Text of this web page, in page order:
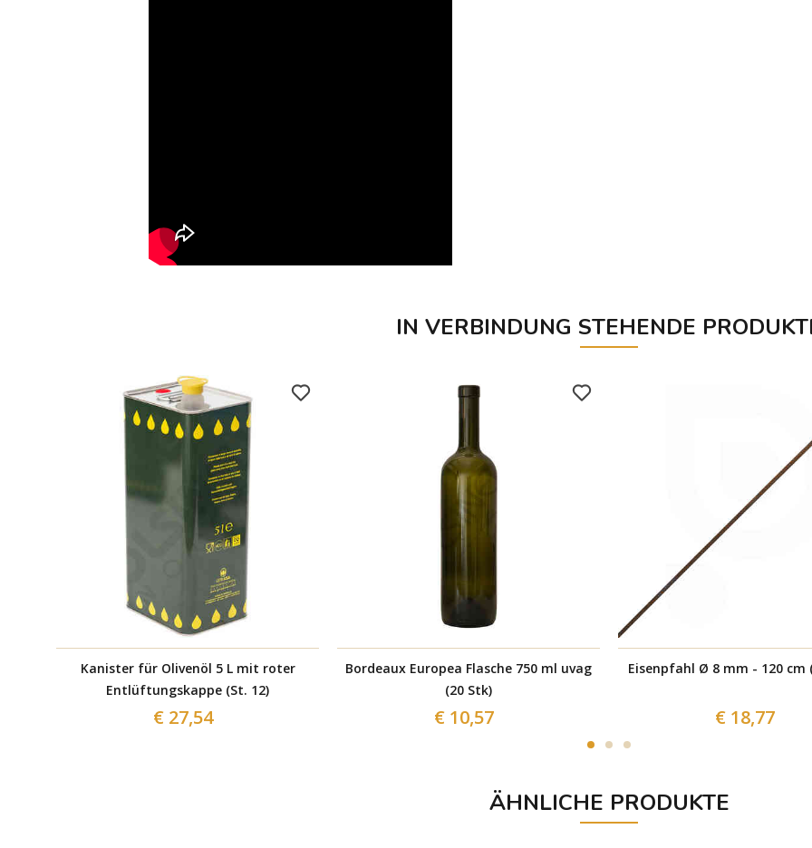
IN VERBINDUNG STEHENDE
Kanister für Olivenöl 5 L mit roter
Entlüftungskappe (St. 12)
€ 27,54
Bordeaux Europea Flasche 750 ml uvag
(20 Stk)
€ 10,57
Eisenpfahl Ø 8 mm - 120 cm
€ 18,77
ÄHNLICHE PRODUKTE